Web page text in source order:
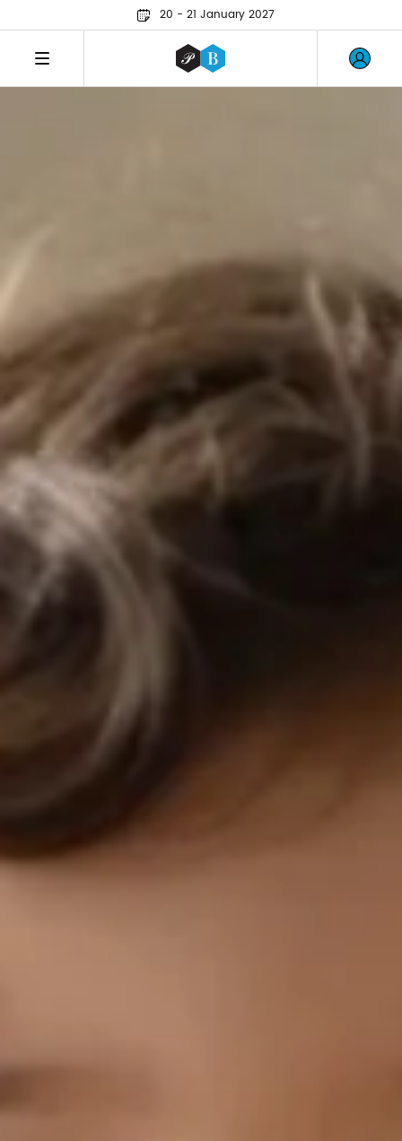
20 - 21 January 2027